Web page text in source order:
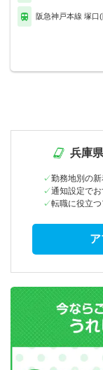
阪急神戸本線 塚口
兵庫
勤務地別の
通知設定で
転職に役立